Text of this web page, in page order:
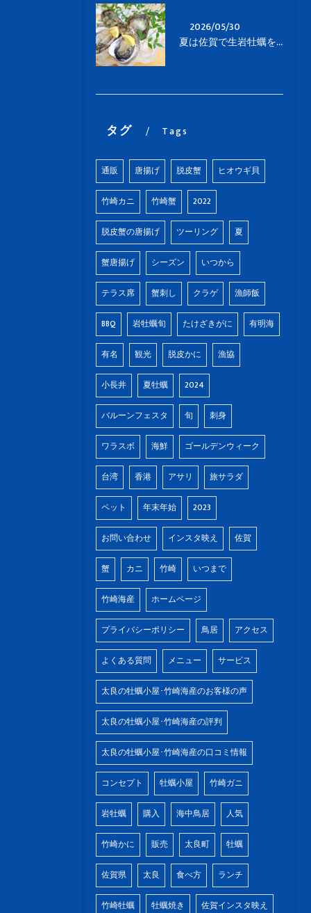
2026/05/30
夏は佐賀で生岩牡蠣を食べよう！
タグ Tags
通販 唐揚げ 脱皮蟹 ヒオウギ貝
竹崎カニ 竹崎蟹 2022
脱皮蟹の唐揚げ ツーリング 夏
蟹唐揚げ シーズン いつから
テラス席 蟹刺し クラゲ 漁師飯
BBQ 岩牡蠣旬 たけざきがに 有明海
有名 観光 脱皮かに 漁協
小長井 夏牡蠣 2024
バルーンフェスタ 旬 刺身
ワラスボ 海鮮 ゴールデンウィーク
台湾 香港 アサリ 旅サラダ
ペット 年末年始 2023
お問い合わせ インスタ映え 佐賀
蟹 カニ 竹崎 いつまで
竹崎海産 ホームページ
プライバシーポリシー 鳥居 アクセス
よくある質問 メニュー サービス
太良の牡蠣小屋･竹崎海産のお客様の声
太良の牡蠣小屋･竹崎海産の評判
太良の牡蠣小屋･竹崎海産の口コミ情報
コンセプト 牡蠣小屋 竹崎ガニ
岩牡蠣 購入 海中鳥居 人気
竹崎かに 販売 太良町 牡蠣
佐賀県 太良 食べ方 ランチ
竹崎牡蠣 牡蠣焼き 佐賀インスタ映え